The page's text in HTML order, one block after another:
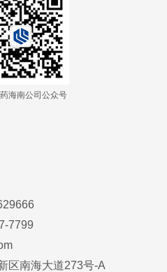
海南公司公众号
7799
区南海大道273号-A